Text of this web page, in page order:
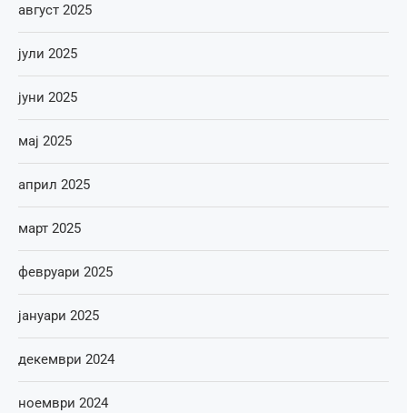
август 2025
јули 2025
јуни 2025
мај 2025
април 2025
март 2025
февруари 2025
јануари 2025
декември 2024
ноември 2024